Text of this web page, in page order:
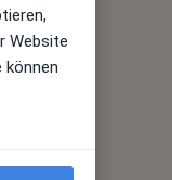
Website
können